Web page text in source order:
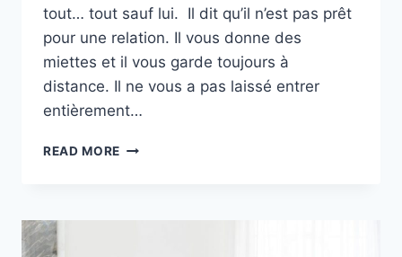
tout… tout sauf lui. Il dit qu’il n’est pas prêt
pour une relation. Il vous donne des
miettes et il vous garde toujours à
distance. Il ne vous a pas laissé entrer
entièrement…
READ MORE S’IL
D’UNE